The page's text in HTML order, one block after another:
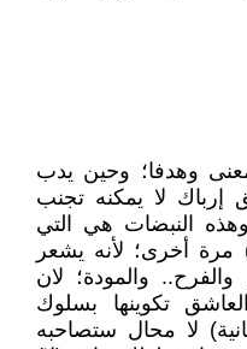
وهدفا؛ وحين يدب
لا يمكنه تجنب
وهذه النبضات هي التي
أخرى؛ لأنه يشعر
والمودة؛ لان
تكوينها بسلوك
لا محال ستصاحبه